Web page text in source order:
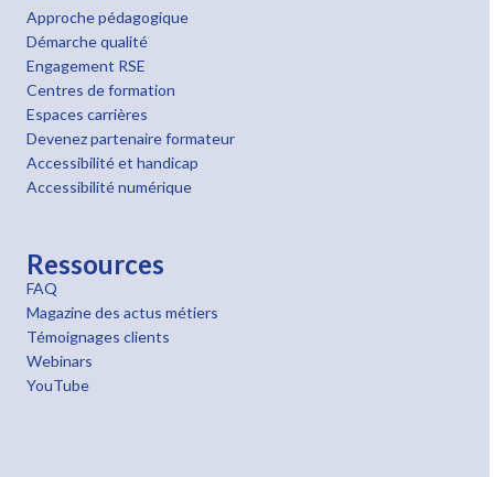
Approche pédagogique
Démarche qualité
Engagement RSE
Centres de formation
Espaces carrières
Devenez partenaire formateur
Accessibilité et handicap
Accessibilité numérique
Ressources
FAQ
Magazine des actus métiers
Témoignages clients
Webinars
YouTube